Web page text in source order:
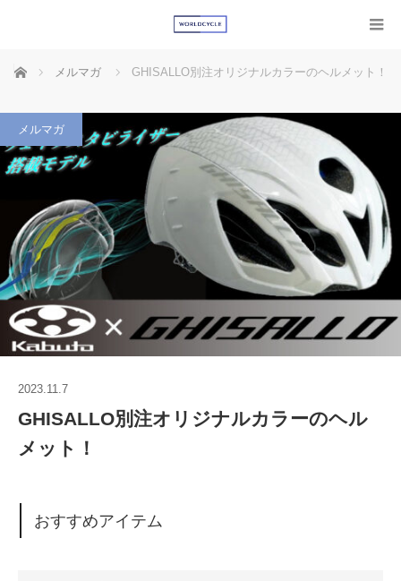
ホーム メルマガ GHISALLO別注オリジナルカラーのヘルメット！
メルマガ
2023.11.7
GHISALLO別注オリジナルカラーのヘル
メット！
おすすめアイテム